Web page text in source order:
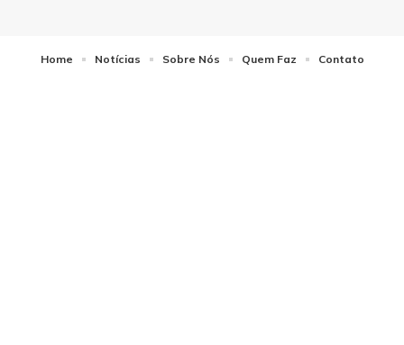
Home Notícias Sobre Nós Quem Faz Contato